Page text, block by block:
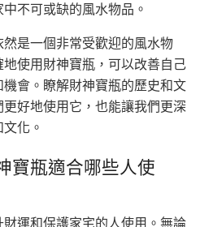
不可或缺的風水物品。
是一個非常受歡迎的風水物
使用財神寶瓶，可以改善自己
會。瞭解財神寶瓶的歷史和文
好地使用它，也能讓我們更深
化。
寶瓶適合哪些人使
運和保護家宅的人使用。無論